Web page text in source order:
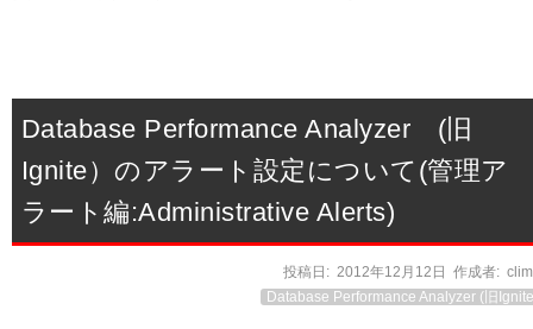
Database Performance Analyzer (旧
Ignite）のアラート設定について(管理ア
ラート編:Administrative Alerts)
投稿日: 2012年12月12日 作成者:
Database Performance Analyzer (旧